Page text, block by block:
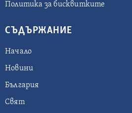
Политика за бисквитките
СЪДЪРЖАНИЕ
Начало
Новини
България
Свят